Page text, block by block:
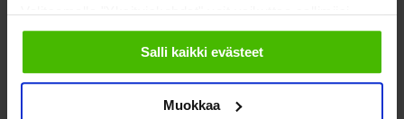
Valitsemalla "Yksityiskohdat" voit vaikuttaa sallimiisi
evästeisiin.
Salli kaikki evästeet
MuokkaaVaikuttaminen